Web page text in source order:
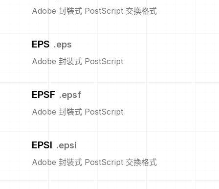
Adobe 封裝式 PostScript 交換格式
EPS .eps
Adobe 封裝式 PostScript
EPSF .epsf
Adobe 封裝式 PostScript
EPSI .epsi
Adobe 封裝式 PostScript 交換格式